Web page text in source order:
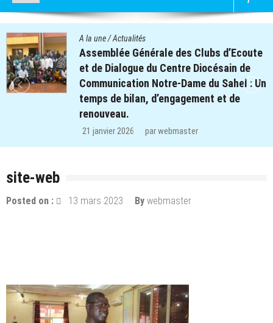
d’Ecoute
de
Sahel : Un
A la une
Quatre cent soixante-deux
des clubs d’écoute du projet
retrouvent le chemin de
régions de Koulsé et de
site-web
Posted on : 13 mars 2023 By webmaster